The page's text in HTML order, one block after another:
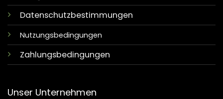
Datenschutzbestimmungen
Nutzungsbedingungen
Zahlungsbedingungen
Unser Unternehmen